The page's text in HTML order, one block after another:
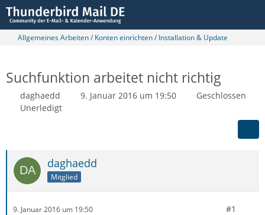
Allgemeines Arbeiten / Konten einrichten / Installation & Update
Suchfunktion arbeitet nicht richtig
daghaedd 9. Januar 2016 um 19:50
Geschlossen
Unerledigt
daghaedd
Mitglied
9. Januar 2016 um 19:50 #1